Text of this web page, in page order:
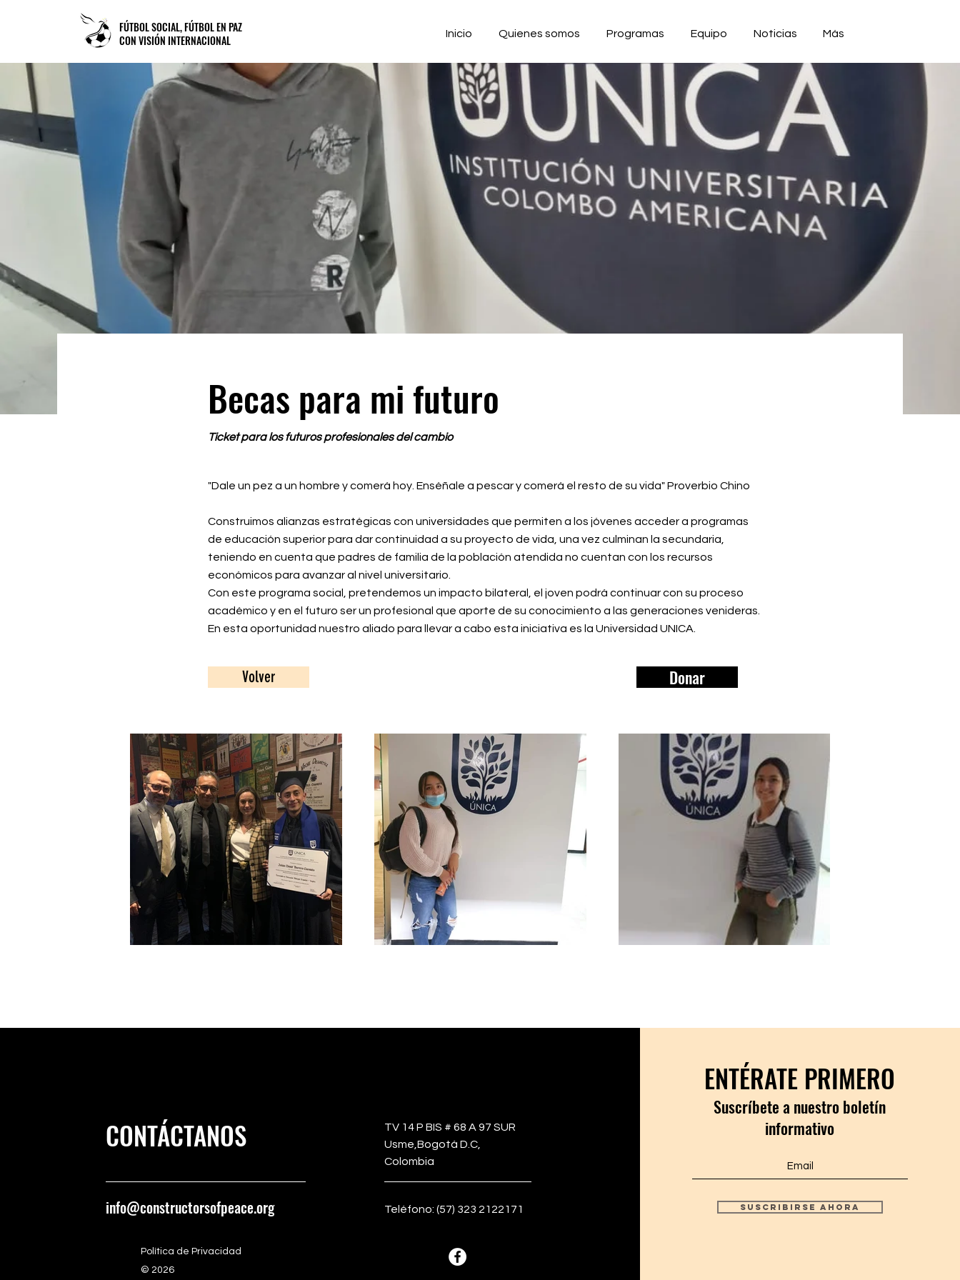
FÚTBOL SOCIAL, FÚTBOL EN PAZ
CON VISIÓN INTERNACIONAL
Inicio Quienes somos Programas Equipo Noticias Más
Becas para mi futuro
Ticket para los futuros profesionales del cambio
"Dale un pez a un hombre y comerá hoy. Enséñale a pescar y comerá el resto de su vida" Proverbio Chino
Construimos alianzas estratégicas con universidades que permiten a los jóvenes acceder a programas
de educación superior para dar continuidad a su proyecto de vida, una vez culminan la secundaria,
teniendo en cuenta que padres de familia de la población atendida no cuentan con los recursos
económicos para avanzar al nivel universitario.
Con este programa social, pretendemos un impacto bilateral, el joven podrá continuar con su proceso
académico y en el futuro ser un profesional que aporte de su conocimiento a las generaciones venideras.
En esta oportunidad nuestro aliado para llevar a cabo esta iniciativa es la Universidad UNICA.
Volver Donar
CONTÁCTANOS
info@constructorsofpeace.org
Política de Privacidad
© 2026
TV 14 P BIS # 68 A 97 SUR
Usme,Bogotá D.C,
Colombia
Teléfono: (57) 323 2122171
ENTÉRATE PRIMERO
Suscríbete a nuestro boletín
informativo
Suscribirse ahora